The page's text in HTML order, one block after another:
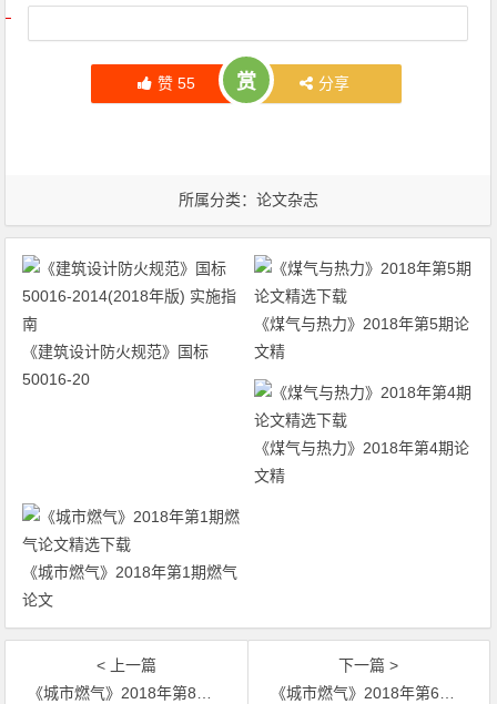
文章导航
赞 55 赏 分享
所属分类： 论文杂志
《建筑设计防火规范》国标
50016-20
《煤气与热力》2018年第5期论
文精
《煤气与热力》2018年第4期论
文精
《城市燃气》2018年第1期燃气
论文
< 上一篇
《城市燃气》2018年第8期燃气论文精选下载
下一篇 >
《城市燃气》2018年第6期燃气论文精选下载